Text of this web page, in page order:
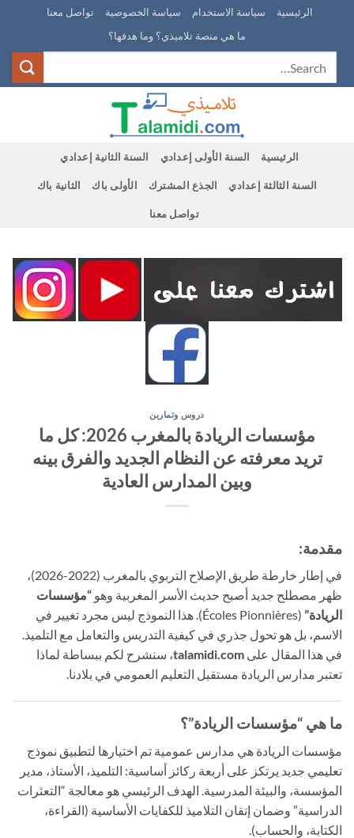
content
الرئيسية سياسة الاستخدام سياسة الخصوصية
تواصل معنا
ما هي منصة تلاميذي؟ وما هدفها؟
الرئيسية السنة الأولى إعدادي السنة الثانية إعدادي
السنة الثالثة إعدادي الجذع المشترك الأولى باك الثانية باك
تواصل معنا
دروس وتمارين
مؤسسات الريادة بالمغرب 2026: كل ما
تريد معرفته عن النظام الجديد والفرق بينه
وبين المدارس العادية
مقدمة:
في إطار خارطة طريق الإصلاح التربوي بالمغرب (2022-2026)،
ظهر مصطلح جديد أصبح حديث الأسر المغربية وهو “مؤسسات
الريادة”
(Écoles Pionnières). هذا النموذج ليس مجرد تغيير في
الاسم، بل هو تحول جذري في كيفية التدريس والتعامل مع التلميذ.
في هذا المقال على talamidi.com، سنشرح لكم ببساطة لماذا
تعتبر مدارس الريادة مستقبل التعليم العمومي في بلادنا.
ما هي “مؤسسات الريادة”؟
مؤسسات الريادة هي مدارس عمومية تم اختيارها لتطبيق نموذج
تعليمي جديد يرتكز على أربعة ركائز أساسية: التلميذ، الأستاذ، مدير
المؤسسة، والبيئة المدرسية. الهدف الرئيسي هو معالجة “التعثرات
الدراسية” وضمان إتقان التلاميذ للكفايات الأساسية (القراءة،
الكتابة، والحساب).